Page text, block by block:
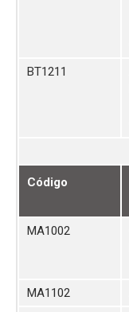
BT1211
Código
MA1002
MA1102